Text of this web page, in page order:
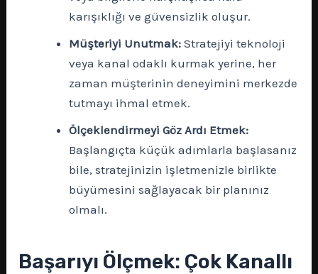
karışıklığı ve güvensizlik oluşur.
Müşteriyi Unutmak: Stratejiyi teknoloji
veya kanal odaklı kurmak yerine, her
zaman müşterinin deneyimini merkezde
tutmayı ihmal etmek.
Ölçeklendirmeyi Göz Ardı Etmek:
Başlangıçta küçük adımlarla başlasanız
bile, stratejinizin işletmenizle birlikte
büyümesini sağlayacak bir planınız
olmalı.
Başarıyı Ölçmek: Çok Kanallı